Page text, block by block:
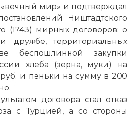
«вечный мир» и подтверждал
Ништадтского
(1743) мирных договоров: о
дружбе, территориальных
беспошлинной закупки
хлеба (зерна, муки) на
и пеньки на сумму в 200
договора стал отказ
с Турцией, а со стороны